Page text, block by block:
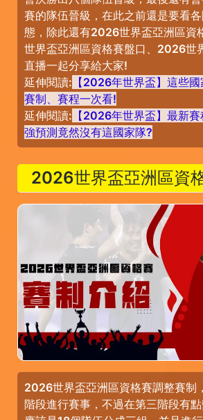
賽的隊伍晉級，在此之前還是要看
態，除此還有2026世界盃亞洲區資
世界盃亞洲區資格賽盤口、2026世
直播一起分享給大家!
延伸閱讀: 【2026年世界盃】這些
賽制、賽程一次看!
延伸閱讀: 【2026年世界盃】最新
強預測竟然沒有這國家隊?
2026世界盃亞洲區資
2026世界盃亞洲區資格賽調整賽制
階段進行賽事，不過在第三階段有